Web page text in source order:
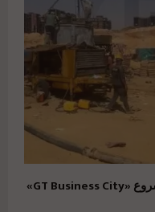
جولدن تاون تبدأ أعمال الإنشاءات بمشروع «GT Business City»